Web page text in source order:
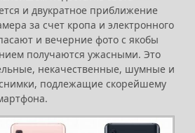
и двукратное приближение
за счет кропа и электронного
и вечерние фото с якобы
получаются ужасными. Это
некачественные, шумные и
подлежащие скорейшему